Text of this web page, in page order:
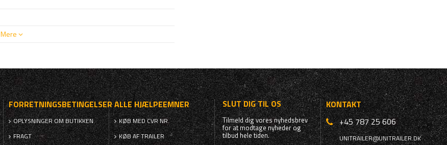
Mere
FORRETNINGSBETINGELSER
OPLYSNINGER OM BUTIKKEN
FRAGT
ALLE HJÆLPEEMNER
KØB MED CVR NR.
KØB AF TRAILER
SLUT DIG TIL OS
Tilmeld dig vores nyhedsbrev
for at modtage nyheder og
tilbud hele tiden.
KONTAKT
+45 787 25 606
UNITRAILER@UNITRAILER.DK